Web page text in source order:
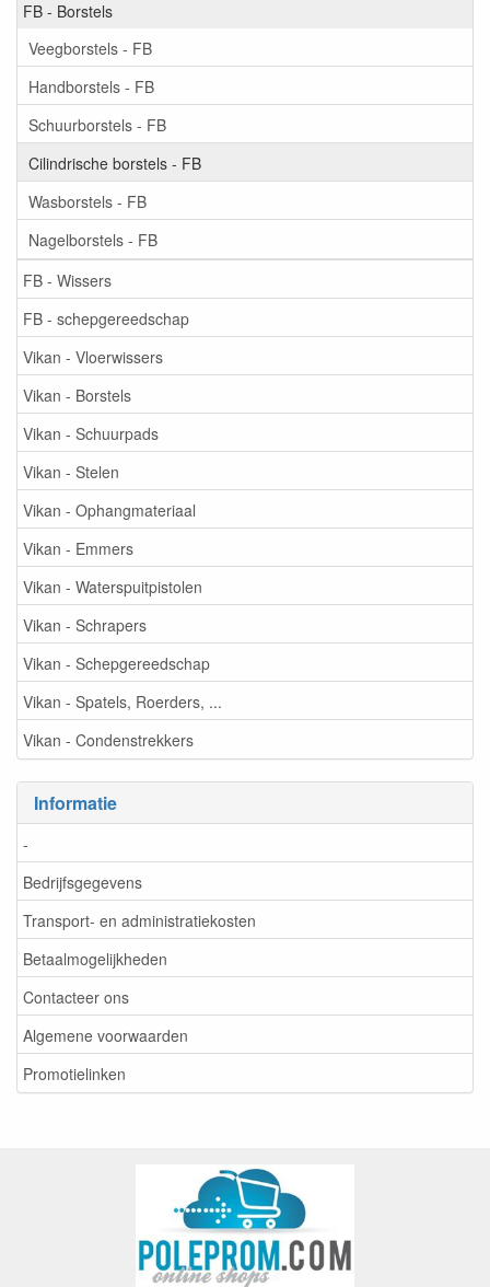
FB - Borstels
Veegborstels - FB
Handborstels - FB
Schuurborstels - FB
Cilindrische borstels - FB
Wasborstels - FB
Nagelborstels - FB
FB - Wissers
FB - schepgereedschap
Vikan - Vloerwissers
Vikan - Borstels
Vikan - Schuurpads
Vikan - Stelen
Vikan - Ophangmateriaal
Vikan - Emmers
Vikan - Waterspuitpistolen
Vikan - Schrapers
Vikan - Schepgereedschap
Vikan - Spatels, Roerders, ...
Vikan - Condenstrekkers
Informatie
-
Bedrijfsgegevens
Transport- en administratiekosten
Betaalmogelijkheden
Contacteer ons
Algemene voorwaarden
Promotielinken